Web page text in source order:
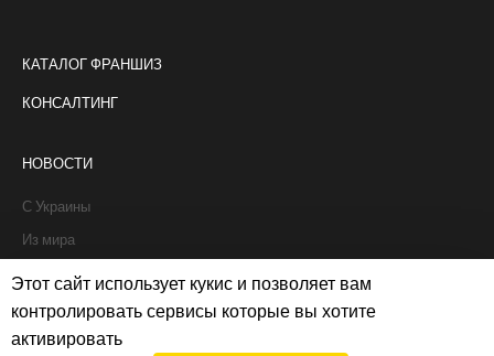
КАТАЛОГ ФРАНШИЗ
КОНСАЛТИНГ
НОВОСТИ
С Украины
Из мира
Интервью
Истории франчайзи
Рапорты
Этот сайт использует кукис и позволяет вам
контролировать сервисы которые вы хотите
активировать